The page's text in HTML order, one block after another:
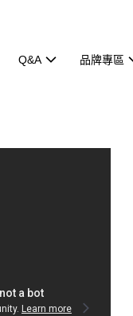
Q&A 品牌專區